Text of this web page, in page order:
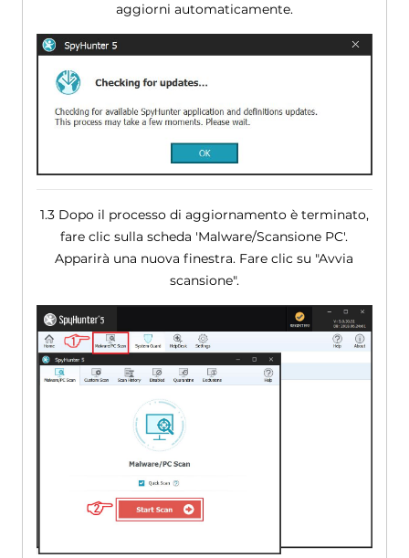
aggiorni automaticamente.
1.3 Dopo il processo di aggiornamento è terminato,
fare clic sulla scheda 'Malware/Scansione PC'.
Apparirà una nuova finestra. Fare clic su "Avvia
scansione".